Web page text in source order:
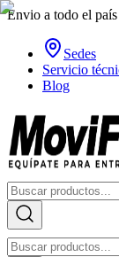
Envio a todo el país
Sedes
Servicio
Blog